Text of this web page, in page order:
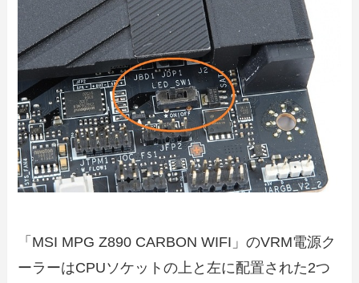
「MSI MPG Z890 CARBON WIFI」のVRM電源ク
ーラーはCPUソケットの上と左に配置された2つ